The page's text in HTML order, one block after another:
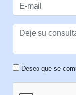
Deseo que se